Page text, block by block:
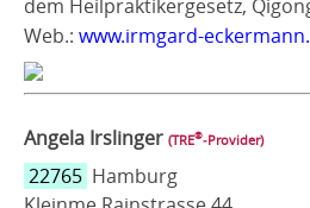
dem Heilpraktikergesetz,
Web.: www.irmgard-
Angela Irslinger (TRE®‑Provider)
22765 Hamburg